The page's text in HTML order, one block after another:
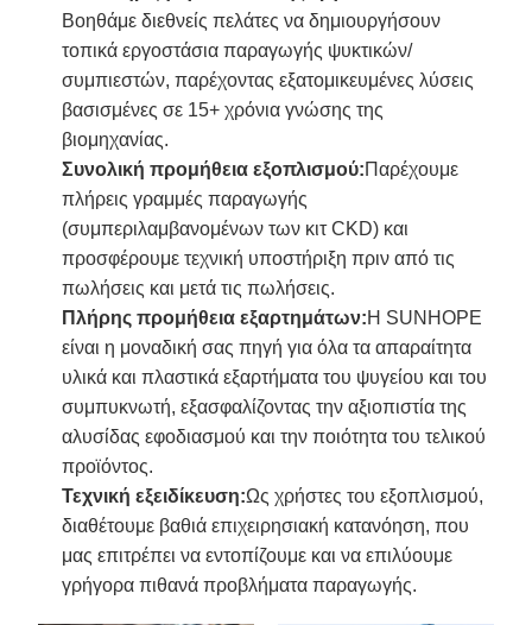
Βοηθάμε διεθνείς πελάτες να δημιουργήσουν
τοπικά εργοστάσια παραγωγής ψυκτικών/
συμπιεστών, παρέχοντας εξατομικευμένες λύσεις
βασισμένες σε 15+ χρόνια γνώσης της
βιομηχανίας.
Συνολική προμήθεια εξοπλισμού:Παρέχουμε
πλήρεις γραμμές παραγωγής
(συμπεριλαμβανομένων των κιτ CKD) και
προσφέρουμε τεχνική υποστήριξη πριν από τις
πωλήσεις και μετά τις πωλήσεις.
Πλήρης προμήθεια εξαρτημάτων:Η SUNHOPE
είναι η μοναδική σας πηγή για όλα τα απαραίτητα
υλικά και πλαστικά εξαρτήματα του ψυγείου και του
συμπυκνωτή, εξασφαλίζοντας την αξιοπιστία της
αλυσίδας εφοδιασμού και την ποιότητα του τελικού
προϊόντος.
Τεχνική εξειδίκευση:Ως χρήστες του εξοπλισμού,
διαθέτουμε βαθιά επιχειρησιακή κατανόηση, που
μας επιτρέπει να εντοπίζουμε και να επιλύουμε
γρήγορα πιθανά προβλήματα παραγωγής.